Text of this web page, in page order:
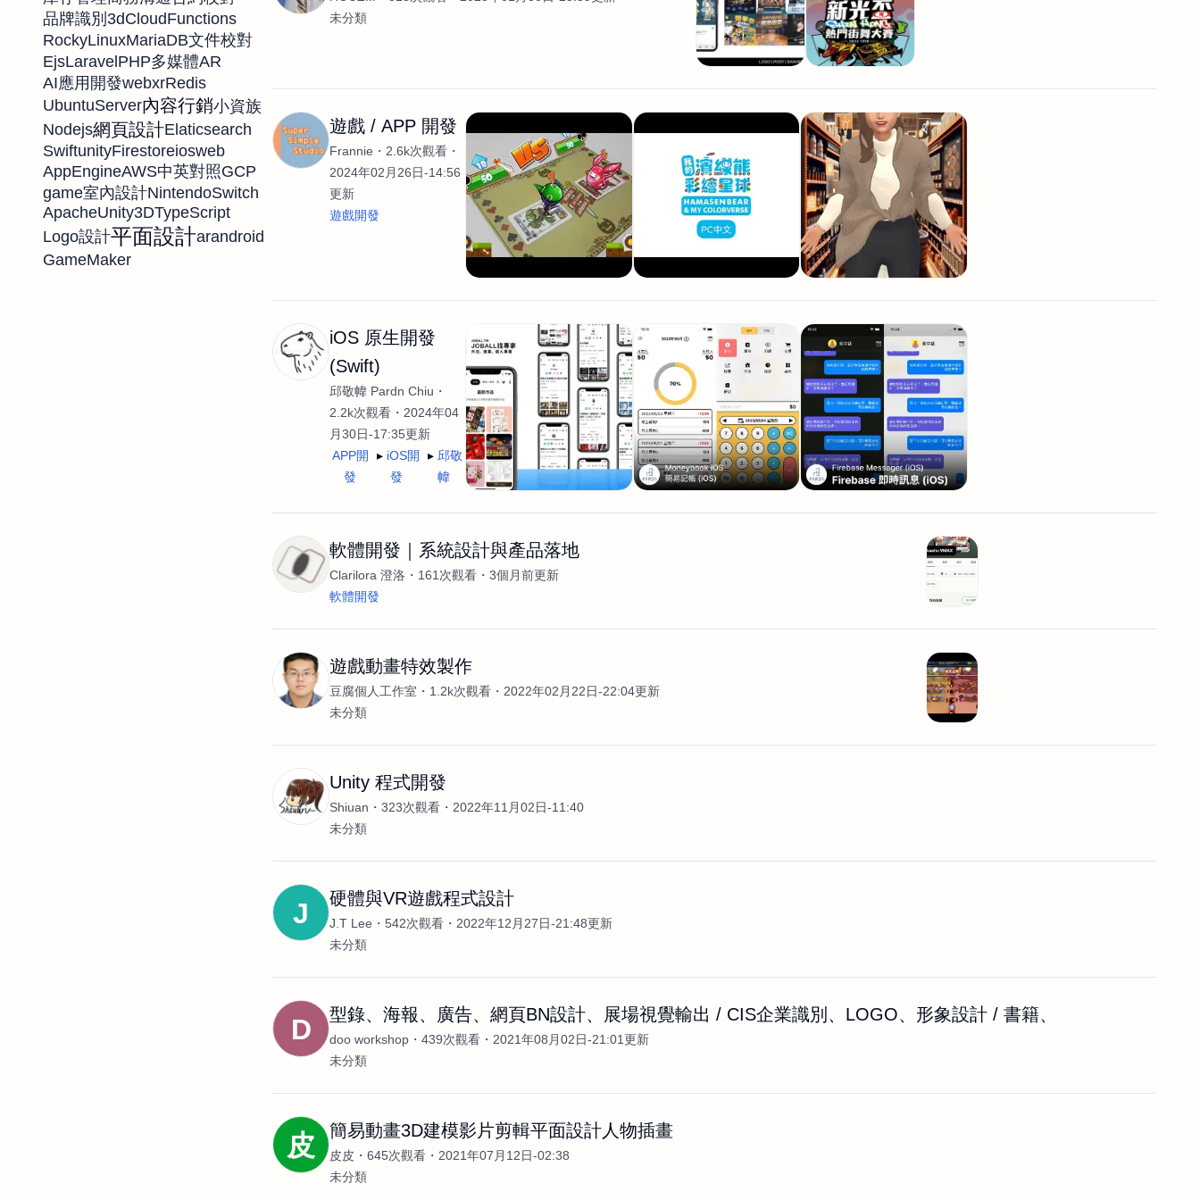
品牌識別 3dCloudFunctions
RockyLinuxMariaDB文件校對
EjsLaravelPHP多媒體AR
AI應用開發webxrRedis
UbuntuServer內容行銷小資族
Nodejs網頁設計Elaticsearch
SwiftunityFirestoreiosweb
AppEngineAWS中英對照GCP
game室內設計NintendoSwitch
ApacheUnity3DTypeScript
Logo設計平面設計arandroid
GameMaker
未分類
遊戲 / APP 開發
Frannie
2.6k次觀看
2024年02月26日-14:56
更新
遊戲開發
iOS 原生開發
(Swift)
邱敬幃 Pardn Chiu
2.2k次觀看
2024年04
月30日-17:35更新
APP開
發
iOS開
發
邱敬
幃
軟體開發｜系統設計與產品落地
Clarilora 澄洛 161次觀看
3個月前更新
軟體開發
遊戲動畫特效製作
豆腐個人工作室 1.2k次觀看
2022年02月22日-22:04更新
未分類
Unity 程式開發
Shiuan 323次觀看
2022年11月02日-11:40
未分類
J 硬體與VR遊戲程式設計
J.T Lee 542次觀看
2022年12月27日-21:48更新
未分類
D 型錄、海報、廣告、網頁BN設計、展場視覺輸出 / CIS企業識別、LOGO、形象設計 / 書籍、
doo workshop 439次觀看
2021年08月02日-21:01更新
未分類
皮 簡易動畫3D建模影片剪輯平面設計人物插畫
皮皮 645次觀看
2021年07月12日-02:38
未分類